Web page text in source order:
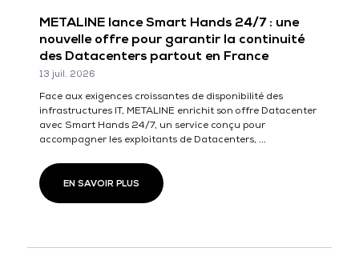
METALINE lance Smart Hands 24/7 : une
nouvelle offre pour garantir la continuité
des Datacenters partout en France
13 juil. 2026
Face aux exigences croissantes de disponibilité des
infrastructures IT, METALINE enrichit son offre Datacenter
avec Smart Hands 24/7, un service conçu pour
accompagner les exploitants de Datacenters, ...
EN SAVOIR PLUS